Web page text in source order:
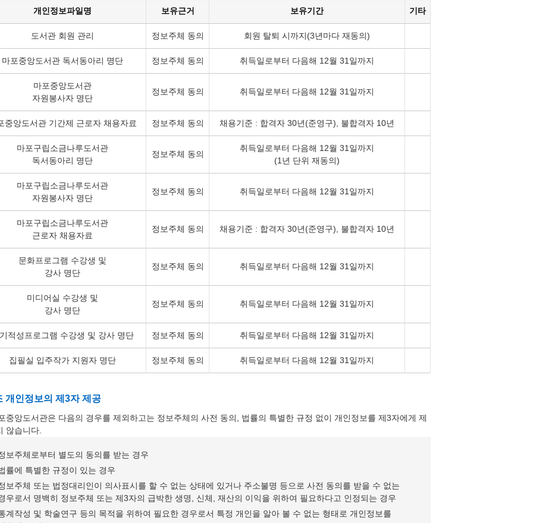
개인정보파일명 보유근거 보유기간 기타
도서관 회원 관리 정보주체 동의 회원 탈퇴 시까지(3년마다 재동의)
마포중앙도서관 독서동아리 명단 정보주체 동의 취득일로부터 다음해 12월 31일까지
마포중앙도서관
자원봉사자 명단
정보주체 동의 취득일로부터 다음해 12월 31일까지
중앙도서관 기간제 근로자 채용자료 정보주체 동의 채용기준 : 합격자 30년(준영구), 불합격자 10년
마포구립소금나루도서관
독서동아리 명단
정보주체 동의
취득일로부터 다음해 12월 31일까지
(1년 단위 재동의)
마포구립소금나루도서관
자원봉사자 명단
정보주체 동의 취득일로부터 다음해 12월 31일까지
마포구립소금나루도서관
근로자 채용자료
정보주체 동의 채용기준 : 합격자 30년(준영구), 불합격자 10년
문화프로그램 수강생 및
강사 명단
정보주체 동의 취득일로부터 다음해 12월 31일까지
미디어실 수강생 및
강사 명단
정보주체 동의 취득일로부터 다음해 12월 31일까지
적성프로그램 수강생 및 강사 명단 정보주체 동의 취득일로부터 다음해 12월 31일까지
집필실 입주작가 지원자 명단 정보주체 동의 취득일로부터 다음해 12월 31일까지
개인정보의 제3자 제공
중앙도서관은 다음의 경우를 제외하고는 정보주체의 사전 동의, 법률의 특별한 규정 없이 개인정보를 제3자에게 제
않습니다.
보주체로부터 별도의 동의를 받는 경우
률에 특별한 규정이 있는 경우
보주체 또는 법정대리인이 의사표시를 할 수 없는 상태에 있거나 주소불명 등으로 사전 동의를 받을 수 없는
우로서 명백히 정보주체 또는 제3자의 급박한 생명, 신체, 재산의 이익을 위하여 필요하다고 인정되는 경우
계작성 및 학술연구 등의 목적을 위하여 필요한 경우로서 특정 개인을 알아 볼 수 없는 형태로 개인정보를